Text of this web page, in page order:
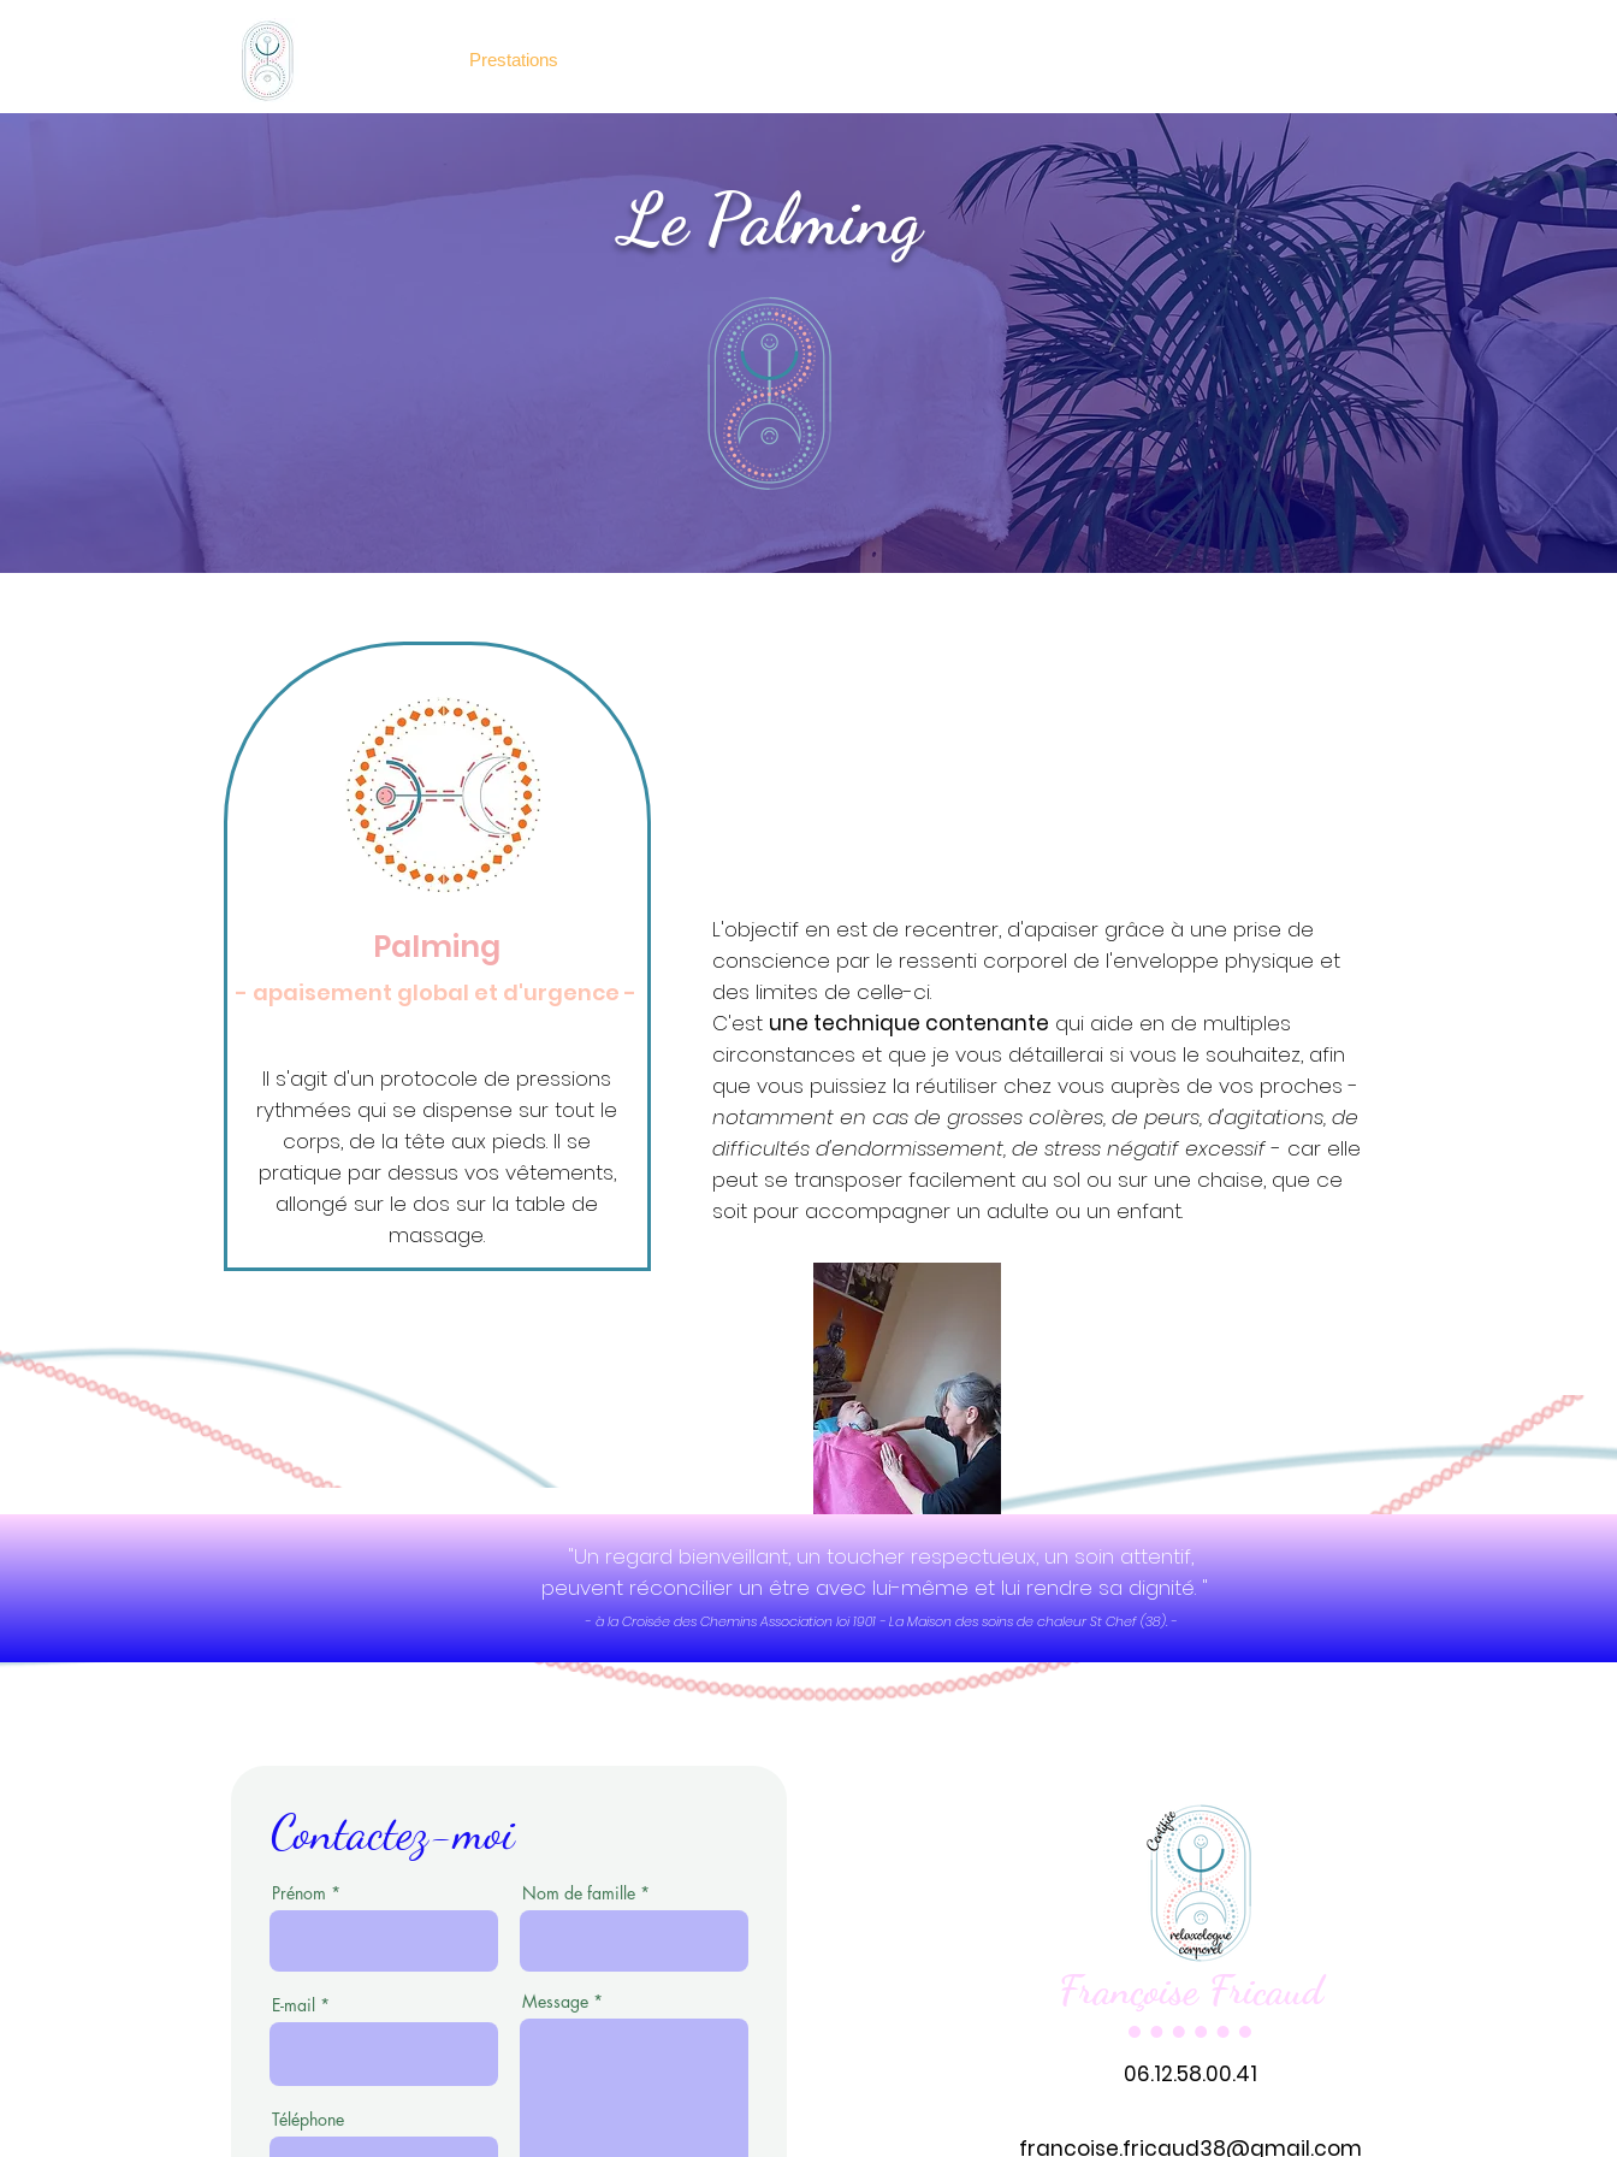
Prestations
Le Palming
Contactez-moi
Prénom Nom de famille
E-mail
Téléphone
Message Françoise Fricaud
06.12.58.00.41
francoise.fricaud38@gmail.com
Palming
- apaisement global et d'urgence -
Il s'agit d'un protocole de pressions
rythmées qui se dispense sur tout le
corps, de la tête aux pieds. Il se
pratique par dessus vos vêtements,
allongé sur le dos sur la table de
massage.
L'objectif en est de recentrer, d'apaiser grâce à une prise de
conscience par le ressenti corporel de l'enveloppe physique et
des limites de celle-ci.
C'est une technique contenante qui aide en de multiples
circonstances et que je vous détaillerai si vous le souhaitez, afin
que vous puissiez la réutiliser chez vous auprès de vos proches -
notamment en cas de grosses colères, de peurs, d'agitations, de
difficultés d'endormissement, de stress négatif excessif- car elle
peut se transposer facilement au sol ou sur une chaise, que ce
soit pour accompagner un adulte ou un enfant.
"Un regard bienveillant, un toucher respectueux, un soin attentif,
peuvent réconcilier un être avec lui-même et lui rendre sa dignité. "
- à la Croisée des Chemins Association loi 1901 - La Maison des soins de chaleur St Chef (38). -